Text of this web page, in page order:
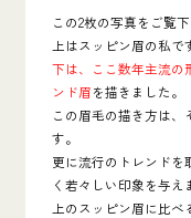
この2枚の写真をご覧下
上はスッピン眉の私で
下は、ここ数年主流の
ンド眉を描きました。
この眉毛の描き方は、
す。
更に流行のトレンドを
く若々しい印象を与え
上のスッピン眉に比